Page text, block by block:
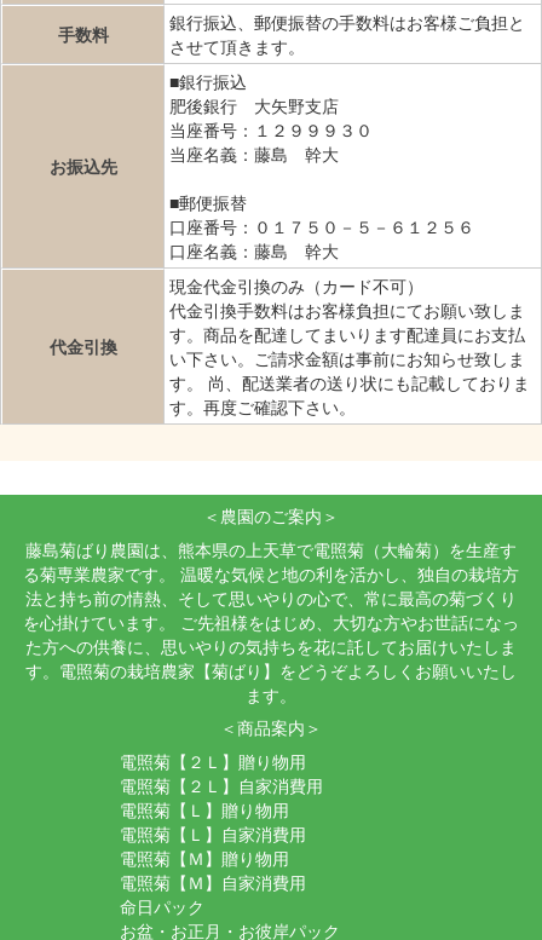
手数料
銀行振込、郵便振替の手数料はお客様ご負担と
させて頂きます。
お振込先
■銀行振込
肥後銀行 大矢野支店
当座番号：１２９９９３０
当座名義：藤島 幹大
■郵便振替
口座番号：０１７５０－５－６１２５６
口座名義：藤島 幹大
代金引換
現金代金引換のみ（カード不可）
代金引換手数料はお客様負担にてお願い致しま
す。商品を配達してまいります配達員にお支払
い下さい。ご請求金額は事前にお知らせ致しま
す。 尚、配送業者の送り状にも記載しておりま
す。再度ご確認下さい。
＜農園のご案内＞
藤島菊ばり農園は、熊本県の上天草で電照菊（大輪菊）を生産す
る菊専業農家です。 温暖な気候と地の利を活かし、独自の栽培方
法と持ち前の情熱、そして思いやりの心で、常に最高の菊づくり
を心掛けています。 ご先祖様をはじめ、大切な方やお世話になっ
た方への供養に、思いやりの気持ちを花に託してお届けいたしま
す。電照菊の栽培農家【菊ばり】をどうぞよろしくお願いいたし
ます。
＜商品案内＞
電照菊【２Ｌ】贈り物用
電照菊【２Ｌ】自家消費用
電照菊【Ｌ】贈り物用
電照菊【Ｌ】自家消費用
電照菊【Ｍ】贈り物用
電照菊【Ｍ】自家消費用
命日パック
お盆・お正月・お彼岸パック